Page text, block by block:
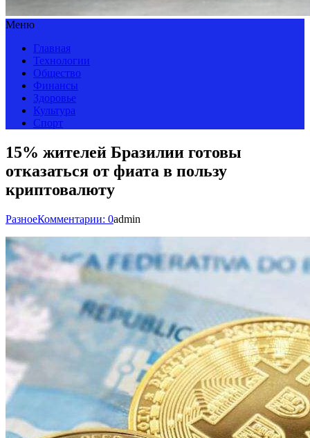
Меню
Главная
Технологии
Общество
Финансы
Здоровье
Культура
Спорт
15% жителей Бразилии готовы
отказаться от фиата в пользу
криптовалюту
РазноеКомментарии: 0admin